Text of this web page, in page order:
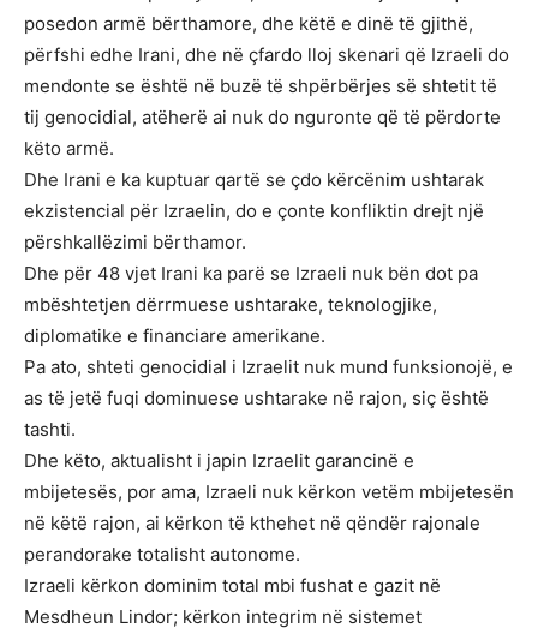
posedon armë bërthamore, dhe këtë e dinë të gjithë,
përfshi edhe Irani, dhe në çfardo lloj skenari që Izraeli do
mendonte se është në buzë të shpërbërjes së shtetit të
tij genocidial, atëherë ai nuk do nguronte që të përdorte
këto armë.
Dhe Irani e ka kuptuar qartë se çdo kërcënim ushtarak
ekzistencial për Izraelin, do e çonte konfliktin drejt një
përshkallëzimi bërthamor.
Dhe për 48 vjet Irani ka parë se Izraeli nuk bën dot pa
mbështetjen dërrmuese ushtarake, teknologjike,
diplomatike e financiare amerikane.
Pa ato, shteti genocidial i Izraelit nuk mund funksionojë, e
as të jetë fuqi dominuese ushtarake në rajon, siç është
tashti.
Dhe këto, aktualisht i japin Izraelit garancinë e
mbijetesës, por ama, Izraeli nuk kërkon vetëm mbijetesën
në këtë rajon, ai kërkon të kthehet në qëndër rajonale
perandorake totalisht autonome.
Izraeli kërkon dominim total mbi fushat e gazit në
Mesdheun Lindor; kërkon integrim në sistemet